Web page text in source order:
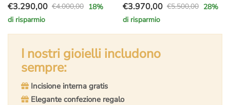
€4.000,00
Il
prezzo
originale
€4.000,00.
€3.290,00
Il
prezzo
attuale
€3.290,00.
18%
di risparmio
€5.500,00
Il
prezzo
originale
era:
€3.970,00
Il
prezzo
attuale
è:
28%
di risparmio
I nostri gioielli includono
sempre:
Incisione interna gratis
Elegante confezione regalo